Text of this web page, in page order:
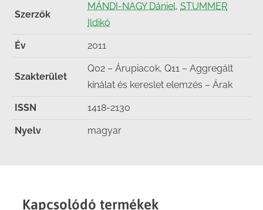
Szerzők
MÁNDI-NAGY Dániel, STUMMER
Ildikó
Év 2011
Szakterület
Q02 – Árupiacok, Q11 – Aggregált
kínálat és kereslet elemzés – Árak
ISSN 1418-2130
Nyelv magyar
Kapcsolódó termékek